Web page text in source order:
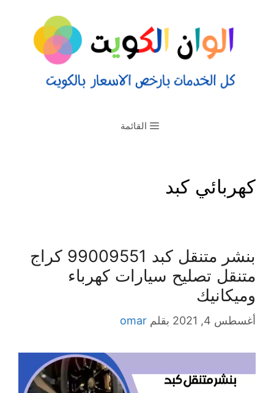
القائمة
كهربائي كبد
بنشر متنقل كبد 99009551‬ كراج
متنقل تصليح سيارات كهرباء
وميكانيك
أغسطس 4, 2021 بقلم omar